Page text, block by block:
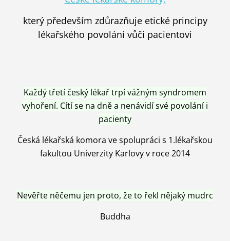
který především zdůrazňuje etické principy
lékařského povolání vůči pacientovi
Každý třetí český lékař trpí vážným syndromem
vyhoření. Cítí se na dně a nenávidí své povolání i
pacienty
Česká lékařská komora ve spolupráci s 1.lékařskou
fakultou Univerzity Karlovy v roce 2014
Nevěřte něčemu jen proto, že to řekl nějaký mudrc
Buddha